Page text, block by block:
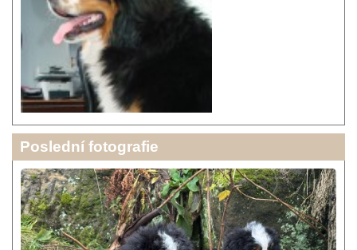
Poslední fotografie